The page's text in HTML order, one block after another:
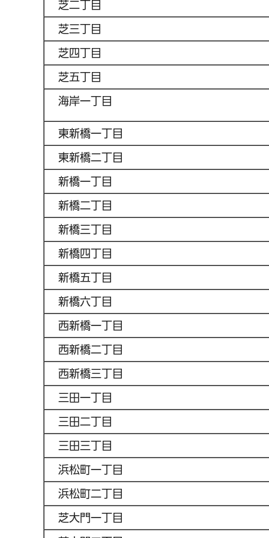
芝二丁目
芝三丁目
芝四丁目
芝五丁目
海岸一丁目
東新橋一丁目
東新橋二丁目
新橋一丁目
新橋二丁目
新橋三丁目
新橋四丁目
新橋五丁目
新橋六丁目
西新橋一丁目
西新橋二丁目
西新橋三丁目
三田一丁目
三田二丁目
三田三丁目
浜松町一丁目
浜松町二丁目
芝大門一丁目